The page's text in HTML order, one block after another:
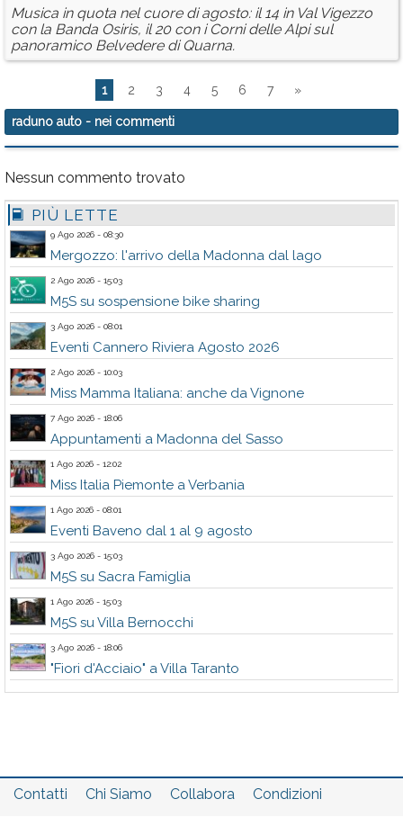
Musica in quota nel cuore di agosto: il 14 in Val Vigezzo
con la Banda Osiris, il 20 con i Corni delle Alpi sul
panoramico Belvedere di Quarna.
1 2 3 4 5 6 7 »
raduno auto - nei commenti
Nessun commento trovato
PIÙ LETTE
9 Ago 2026 - 08:30
Mergozzo: l'arrivo della Madonna dal lago
2 Ago 2026 - 15:03
M5S su sospensione bike sharing
3 Ago 2026 - 08:01
Eventi Cannero Riviera Agosto 2026
2 Ago 2026 - 10:03
Miss Mamma Italiana: anche da Vignone
7 Ago 2026 - 18:06
Appuntamenti a Madonna del Sasso
1 Ago 2026 - 12:02
Miss Italia Piemonte a Verbania
1 Ago 2026 - 08:01
Eventi Baveno dal 1 al 9 agosto
3 Ago 2026 - 15:03
M5S su Sacra Famiglia
1 Ago 2026 - 15:03
M5S su Villa Bernocchi
3 Ago 2026 - 18:06
"Fiori d'Acciaio" a Villa Taranto
Contatti Chi Siamo Collabora
Condizioni